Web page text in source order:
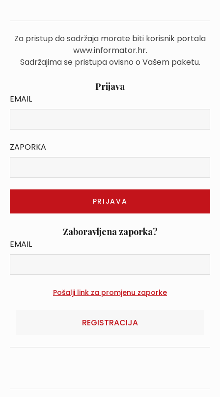
Za pristup do sadržaja morate biti korisnik portala
www.informator.hr.
Sadržajima se pristupa ovisno o Vašem paketu.
Prijava
EMAIL
ZAPORKA
Zaboravljena zaporka?
EMAIL
REGISTRACIJA